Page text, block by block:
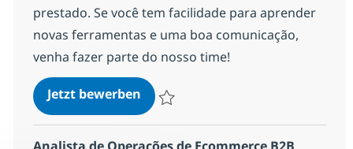
prestado. Se você tem facilidade para aprender
novas ferramentas e uma boa comunicação,
venha fazer parte do nosso time!
Jetzt bewerbenAnalista de Monitoramento